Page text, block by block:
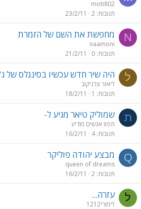
moti802
תגובות 2
23/2/11
N מחפשת את השם של הזמרת
naamoni
תגובות 0
21/2/11
ל היה שיר חדש עכשיו בסינגלס של
ליאור צרניקוב
תגובות 1
18/2/11
ת שמוליק טיאר מגיע ל-
תפוז אנשים מודיע
תגובות 4
16/2/11
Q מבצע יהודה פוליקר
queen of dreams
תגובות 2
16/2/11
ל עזרה...
לימורי1212